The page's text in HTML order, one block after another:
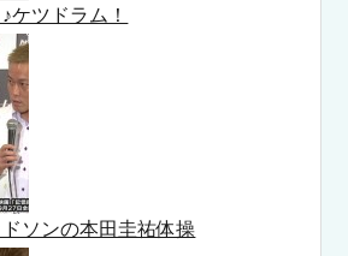
ケツドラム！
ソンの本田圭祐体操